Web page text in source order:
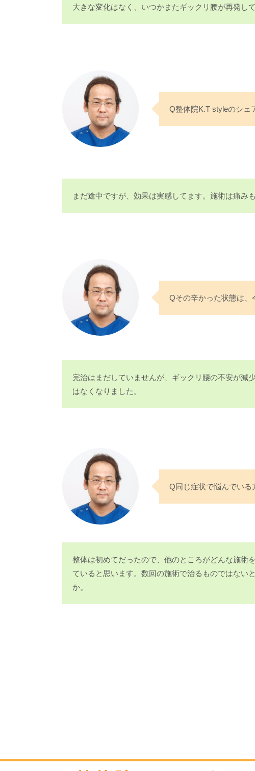
大きな変化はなく、いつかまたギックリ腰が再発し
Q整体院K.T styleのシェ
まだ途中ですが、効果は実感してます。施術は痛み
Qその辛かった状態は、
完治はまだしていませんが、ギックリ腰の不安が減
はなくなりました。
Q同じ症状で悩んでいる
整体は初めてだったので、他のところがどんな施術
ていると思います。数回の施術で治るものではない
か。